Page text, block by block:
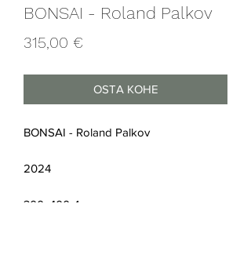
BONSAI - Roland Palkov
315,00 €
OSTA KOHE
BONSAI - Roland Palkov
2024
300x400x1 mm